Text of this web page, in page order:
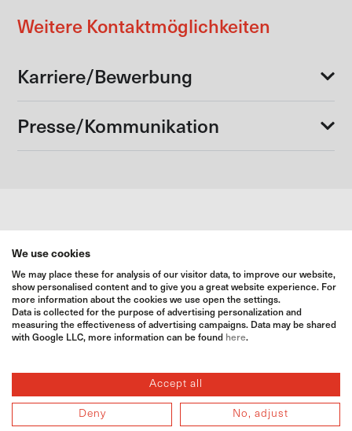
Weitere Kontaktmöglichkeiten
Karriere/Bewerbung
Presse/Kommunikation
Landhandelszentrale
BAT Agrar GmbH & Co. KG
Bahnhofsallee 44
We use cookies
We may place these for analysis of our visitor data, to improve our website,
show personalised content and to give you a great website experience. For
more information about the cookies we use open the settings.
Data is collected for the purpose of advertising personalization and
measuring the effectiveness of advertising campaigns. Data may be shared
with Google LLC, more information can be found here.
Accept all
Deny No, adjust